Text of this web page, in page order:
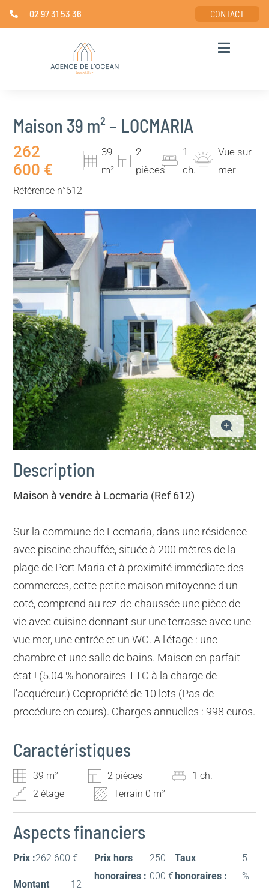
02 97 31 53 36 CONTACT
Maison 39 m² – LOCMARIA
262
600 €
39
m²
2
pièces
1
ch.
Vue sur
mer
Référence n°612
Description
Maison à vendre à Locmaria (Ref 612)
Sur la commune de Locmaria, dans une résidence
avec piscine chauffée, située à 200 mètres de la
plage de Port Maria et à proximité immédiate des
commerces, cette petite maison mitoyenne d'un
coté, comprend au rez-de-chaussée une pièce de
vie avec cuisine donnant sur une terrasse avec une
vue mer, une entrée et un WC. A l'étage : une
chambre et une salle de bains. Maison en parfait
état ! (5.04 % honoraires TTC à la charge de
l'acquéreur.) Copropriété de 10 lots (Pas de
procédure en cours). Charges annuelles : 998 euros.
Caractéristiques
39 m² 2 pièces
1 ch.
2 étage
Terrain 0 m²
Aspects financiers
Prix :262 600 €
Montant
12
Prix hors
honoraires :
250
000 €
Taux
honoraires :
5
%